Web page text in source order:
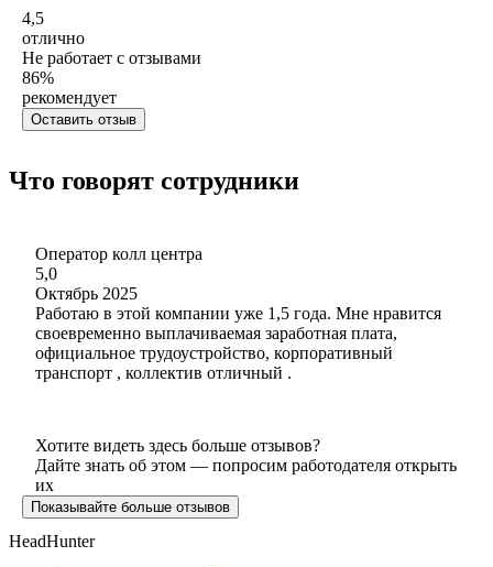
4,5
отлично
Не работает с отзывами
86%
рекомендует
Оставить отзыв
Что говорят сотрудники
Оператор колл центра
5,0
Октябрь 2025
Работаю в этой компании уже 1,5 года. Мне нравится
своевременно выплачиваемая заработная плата,
официальное трудоустройство, корпоративный
транспорт , коллектив отличный .
Хотите видеть здесь больше отзывов?
Дайте знать об этом — попросим работодателя открыть
их
Показывайте больше отзывов
HeadHunter